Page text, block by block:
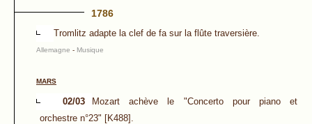
1786
Tromlitz adapte la clef de fa sur la flûte traversière.
Allemagne - Musique
MARS
02/03
Mozart achève le "Concerto pour piano et
orchestre n°23" [K488].